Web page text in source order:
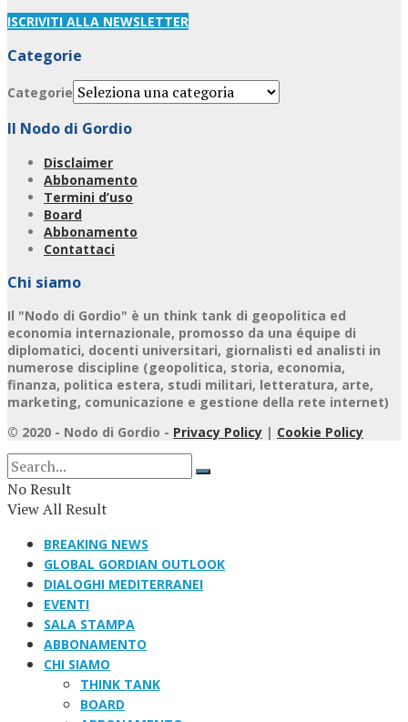
ISCRIVITI ALLA NEWSLETTER
Categorie
Categorie
Il Nodo di Gordio
Disclaimer
Abbonamento
Termini d’uso
Board
Abbonamento
Contattaci
Chi siamo
Il "Nodo di Gordio" è un think tank di geopolitica ed
economia internazionale, promosso da una équipe di
diplomatici, docenti universitari, giornalisti ed analisti in
numerose discipline (geopolitica, storia, economia,
finanza, politica estera, studi militari, letteratura, arte,
marketing, comunicazione e gestione della rete internet)
© 2020 - Nodo di Gordio - Privacy Policy | Cookie Policy
No Result
View All Result
BREAKING NEWS
GLOBAL GORDIAN OUTLOOK
DIALOGHI MEDITERRANEI
EVENTI
SALA STAMPA
ABBONAMENTO
CHI SIAMO
THINK TANK
BOARD